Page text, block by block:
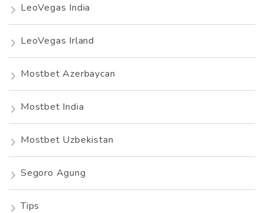
LeoVegas India
LeoVegas Irland
Mostbet Azerbaycan
Mostbet India
Mostbet Uzbekistan
Segoro Agung
Tips